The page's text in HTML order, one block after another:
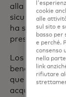
alla ricerca di
sicurezza in
ha spiegato
presidente
Los
beneficiados
que les
acquisto unica
cookie
alle
sul sito e
basso per
e perché.
consenso
nella
link
rifiutare